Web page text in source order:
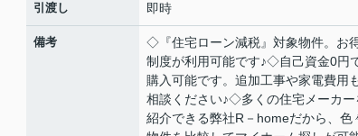
引渡し 即時
備考
◇『住宅ローン減税』対象物件。お
制度が利用可能です♪◇自己資金0円
購入可能です。追加工事や家電費用
相談ください♪◇多くの住宅メーカー
紹介できる弊社R－homeだから、色